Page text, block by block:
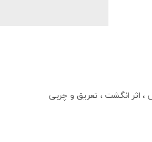
اثر انگشت ، تعریق و چربی